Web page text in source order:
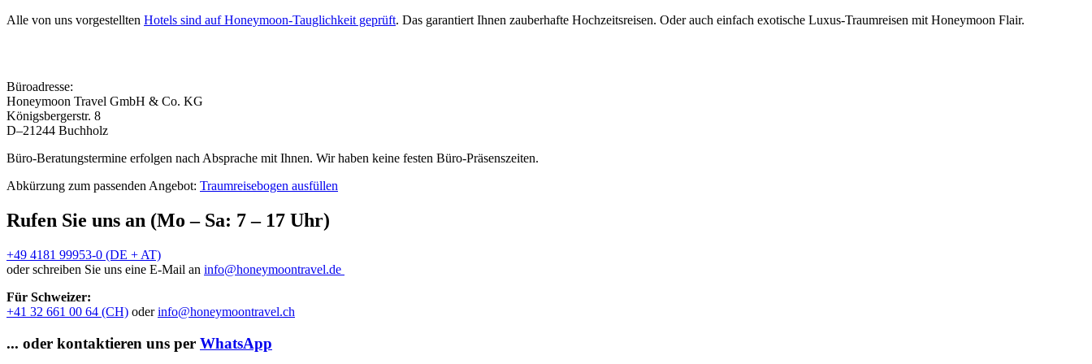
Alle von uns vorgestellten Hotels sind auf Honeymoon-Tauglichkeit geprüft. Das garantiert Ihnen zauberhafte Hochzeitsreisen. Oder auch einfach exotische Luxus-Traumreisen mit Honeymoon Flair.
Büroadresse:
Honeymoon Travel GmbH & Co. KG
Königsbergerstr. 8
D–21244 Buchholz
Büro-Beratungstermine erfolgen nach Absprache mit Ihnen. Wir haben keine festen Büro-Präsenszeiten.
Abkürzung zum passenden Angebot: Traumreisebogen ausfüllen
Rufen Sie uns an (Mo – Sa: 7 – 17 Uhr)
+49 4181 99953-0 (DE + AT)
oder schreiben Sie uns eine E-Mail an info@honeymoontravel.de
Für Schweizer:
+41 32 661 00 64 (CH) oderinfo@honeymoontravel.ch
... oder kontaktieren uns per WhatsApp